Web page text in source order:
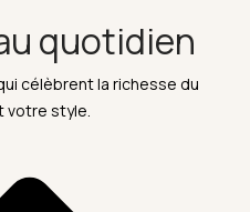
quotidien
célèbrent la richesse du
votre style.